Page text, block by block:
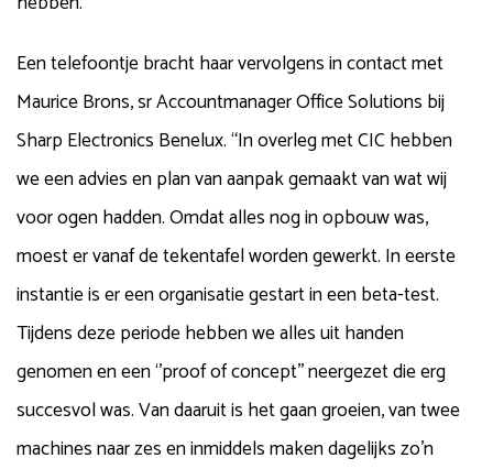
Een telefoontje bracht haar vervolgens in contact met
Maurice Brons, sr Accountmanager Office Solutions bij
Sharp Electronics Benelux. “In overleg met CIC hebben
we een advies en plan van aanpak gemaakt van wat wij
voor ogen hadden. Omdat alles nog in opbouw was,
moest er vanaf de tekentafel worden gewerkt. In eerste
instantie is er een organisatie gestart in een beta-test.
Tijdens deze periode hebben we alles uit handen
genomen en een ‘’proof of concept’’ neergezet die erg
succesvol was. Van daaruit is het gaan groeien, van twee
machines naar zes en inmiddels maken dagelijks zo’n